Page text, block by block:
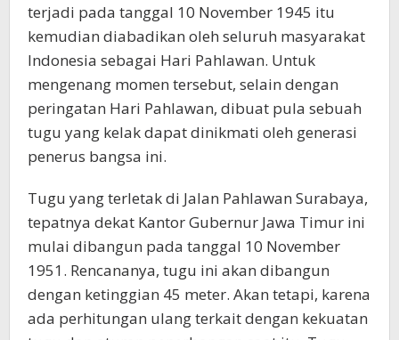
terjadi pada tanggal 10 November 1945 itu
kemudian diabadikan oleh seluruh masyarakat
Indonesia sebagai Hari Pahlawan. Untuk
mengenang momen tersebut, selain dengan
peringatan Hari Pahlawan, dibuat pula sebuah
tugu yang kelak dapat dinikmati oleh generasi
penerus bangsa ini.
Tugu yang terletak di Jalan Pahlawan Surabaya,
tepatnya dekat Kantor Gubernur Jawa Timur ini
mulai dibangun pada tanggal 10 November
1951. Rencananya, tugu ini akan dibangun
dengan ketinggian 45 meter. Akan tetapi, karena
ada perhitungan ulang terkait dengan kekuatan